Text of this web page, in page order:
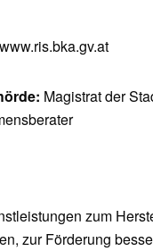
Magistrat der
zum
zur Förderung